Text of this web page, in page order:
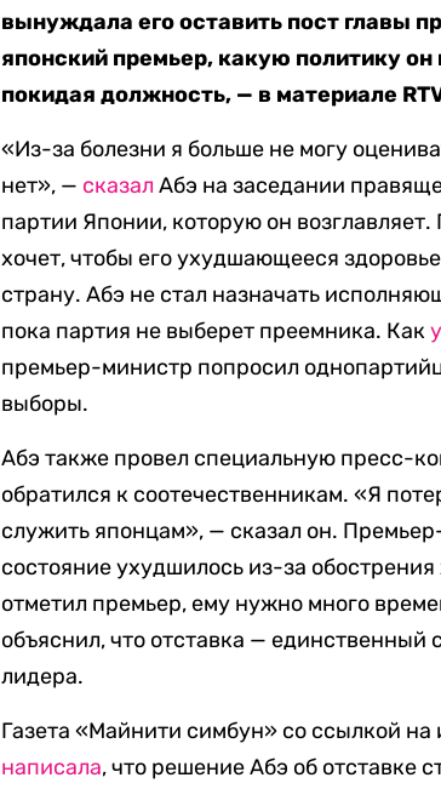
вынуждала его оставить пост главы
японский премьер, какую политику
покидая должность, — в материале
«Из-за болезни я больше не могу
нет», — сказал Абэ на заседании
партии Японии, которую он
хочет, чтобы его ухудшающееся
страну. Абэ не стал назначать
пока партия не выберет преемника. Как
премьер-министр попросил
выборы.
Абэ также провел специальную пресс-
обратился к соотечественникам. «Я
служить японцам», — сказал он.
состояние ухудшилось из-за
отметил премьер, ему нужно много
объяснил, что отставка — единственный
лидера.
Газета «Майнити симбун» со ссылкой на
написала, что решение Абэ об отставке